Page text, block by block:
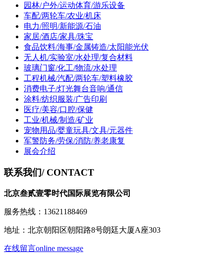
园林/户外/运动体育/游乐设备
车配/两轮车/农业/机床
电力/照明/新能源/石油
家居/酒店/家具/珠宝
食品饮料/海事/金属铸造/太阳能光伏
无人机/实验室/水处理/复合材料
玻璃门窗/化工/物流/水处理
工程机械/汽配/两轮车/塑料橡胶
消费电子/灯光舞台音响/通信
涂料/纺织服装/广告印刷
医疗/美容/口腔/保健
工业/机械/制造/矿业
宠物用品/婴童玩具/文具/元器件
军警防务/劳保/消防/养老康复
展会介绍
联系我们/ CONTACT
北京叁贰壹零时代国际展览有限公司
服务热线：13621188469
地址：北京朝阳区朝阳路8号朗廷大厦A座303
在线留言online message